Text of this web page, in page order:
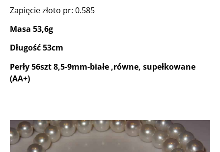
Zapięcie złoto pr: 0.585
Masa 53,6g
Długość 53cm
Perły 56szt 8,5-9mm-białe ,równe, supełkowane
(AA+)